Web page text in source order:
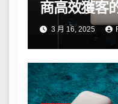
商高效獲客
3 月 16, 2025